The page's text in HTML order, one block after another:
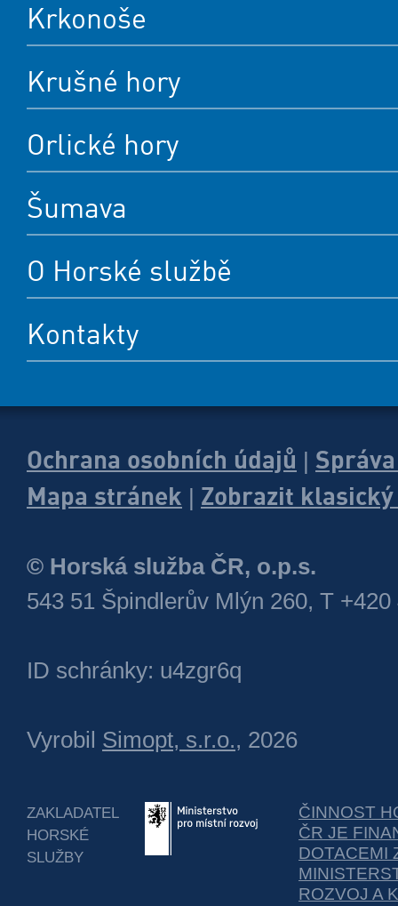
Krkonoše
Krušné hory
Orlické hory
Šumava
O Horské službě
Kontakty
Ochrana osobních údajů
Mapa stránek
Zobrazit
© Horská služba ČR, o.p.s.
543 51 Špindlerův Mlýn 260, T +420
ID schránky: u4zgr6q
Vyrobil Simopt, s.r.o., 2026
ZAKLADATEL
HORSKÉ
SLUŽBY
ČINNOST
ČR JE
DOTACEMI
ROZVOJ A